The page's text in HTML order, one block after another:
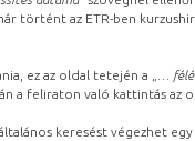
történt az ETR-ben
ez az oldal tetején a „
…
a feliraton való kattintás az
keresést végezhet